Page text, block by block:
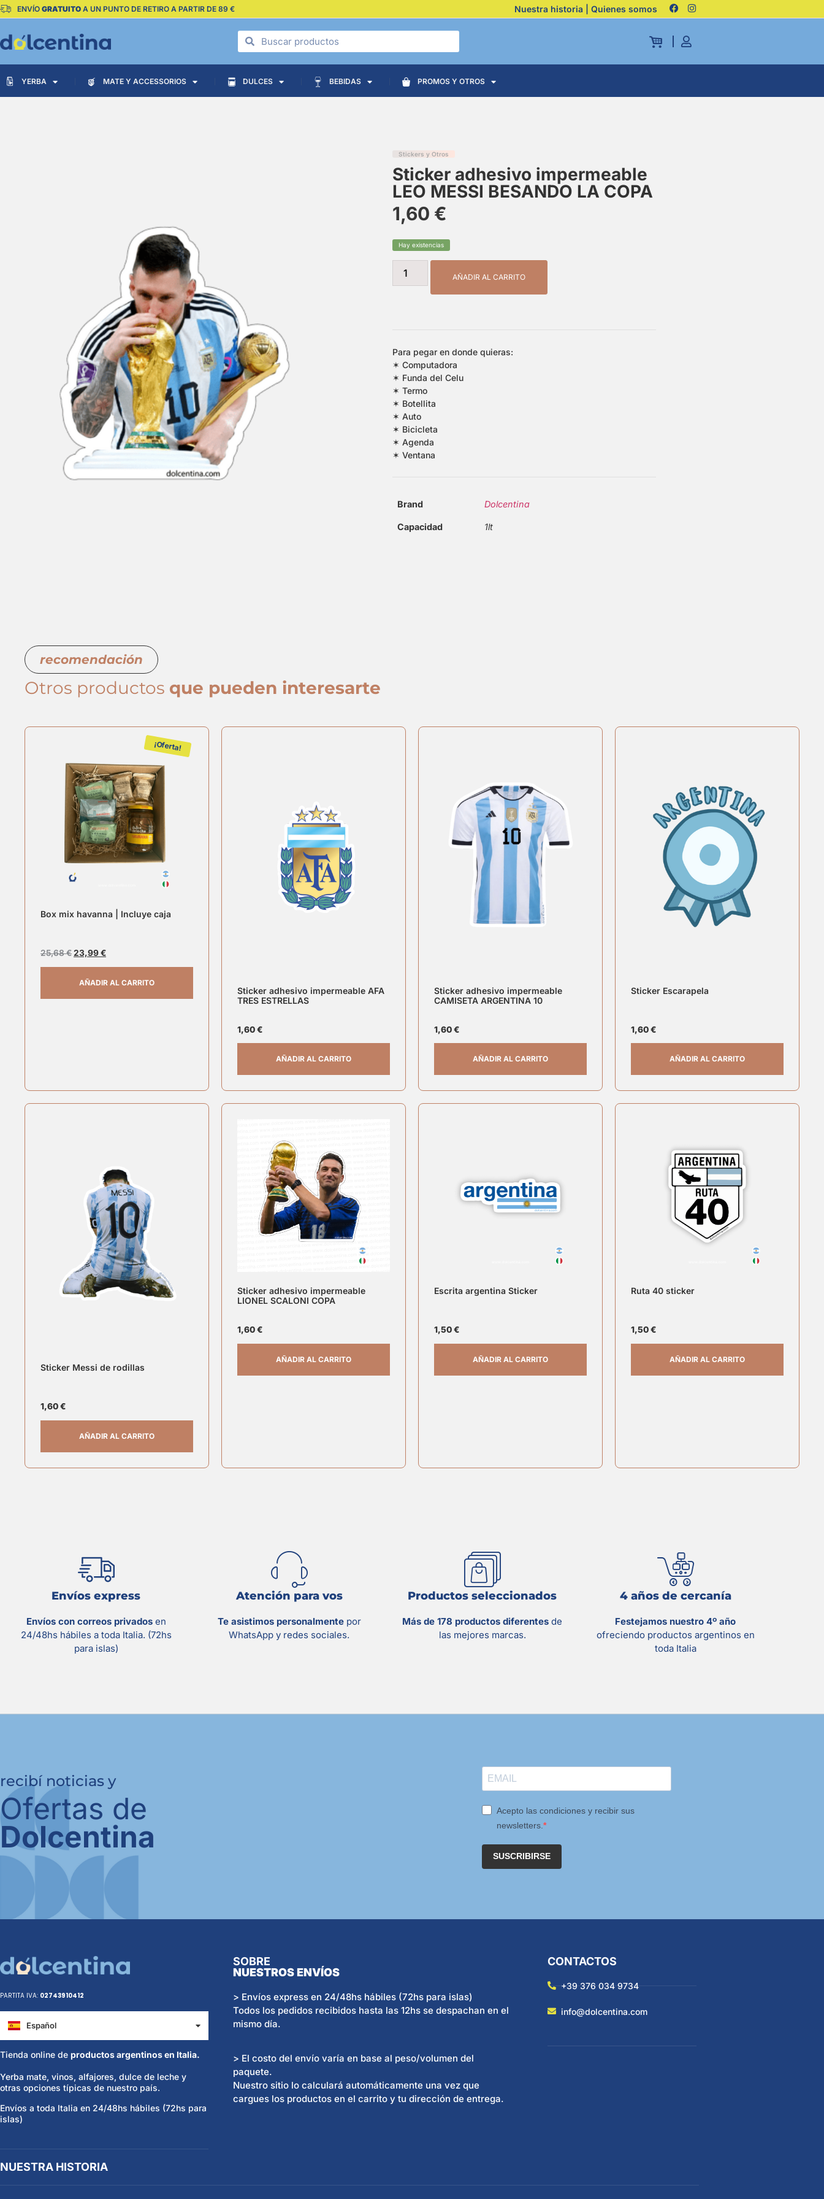
ENVÍO GRATUITO A UN PUNTO DE RETIRO A PARTIR DE 89 € Nuestra historia | Quienes somos
YERBA MATE Y ACCESSORIOS DULCES BEBIDAS PROMOS Y OTROS
Stickers y Otros
Sticker adhesivo impermeable
LEO MESSI BESANDO LA COPA
1,60 €
Hay existencias
AÑADIR AL CARRITO
Para pegar en donde quieras:
✶ Computadora
✶ Funda del Celu
✶ Termo
✶ Botellita
✶ Auto
✶ Bicicleta
✶ Agenda
✶ Ventana
Brand Dolcentina
Capacidad 1lt
recomendación
Otros productos que pueden interesarte
¡Oferta!
Box mix havanna | Incluye caja
25,68€23,99€
AÑADIR AL CARRITO
Sticker adhesivo impermeable AFA
TRES ESTRELLAS
1,60€
AÑADIR AL CARRITO
Sticker adhesivo impermeable
CAMISETA ARGENTINA 10
1,60€
AÑADIR AL CARRITO
Sticker Escarapela
1,60€
AÑADIR AL CARRITO
Sticker Messi de rodillas
1,60€
AÑADIR AL CARRITO
Sticker adhesivo impermeable
LIONEL SCALONI COPA
1,60€
AÑADIR AL CARRITO
Escrita argentina Sticker
1,50€
AÑADIR AL CARRITO
Ruta 40 sticker
1,50€
AÑADIR AL CARRITO
Envíos express
Envíos con correos privados en
24/48hs hábiles a toda Italia. (72hs
para islas)
Atención para vos
Te asistimos personalmentepor
WhatsApp y redes sociales.
Productos seleccionados
Más de 178 productos diferentes de
las mejores marcas.
4 años de cercanía
Festejamos nuestro 4º año
ofreciendo productos argentinos en
toda Italia
recibí noticias y
Ofertas de
Dolcentina
Acepto las condiciones y recibir sus
newsletters.
SUSCRIBIRSE
PARTITA IVA: 02743910412
Español
Italiano
Tienda online de productos argentinos en Italia.
Yerba mate, vinos, alfajores, dulce de leche y
otras opciones típicas de nuestro país.
Envíos a toda Italia en 24/48hs hábiles (72hs para
islas)
NUESTRA HISTORIA
SOBRE
NUESTROS ENVÍOS
> Envíos express en 24/48hs hábiles (72hs para islas)
Todos los pedidos recibidos hasta las 12hs se despachan en el
mismo día.
> El costo del envío varía en base al peso/volumen del
paquete.
Nuestro sitio lo calculará automáticamente una vez que
cargues los productos en el carrito y tu dirección de entrega.
CONTACTOS
+39 376 034 9734
info@dolcentina.com